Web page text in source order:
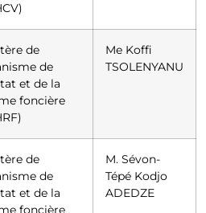
de
de
et de la
foncière
Me Koffi
TSOLENYANU
de
de
et de la
foncière
M. Sévon-
Tépé Kodjo
ADEDZE